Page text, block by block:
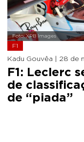
Foto: XPB Images
F1
Kadu Gouvêa | 28 de
F1: Leclerc
de
de “piada”